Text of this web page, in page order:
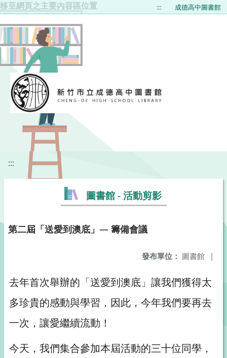
移至網頁之主要內容區位置 ::: 成德高中圖書館
:::
圖書館 - 活動剪影
第二屆「送愛到澳底」— 籌備會議
發布單位： 圖書館 |
去年首次舉辦的「送愛到澳底」讓我們獲得太
多珍貴的感動與學習，因此，今年我們要再去
一次，讓愛繼續流動！
今天，我們集合參加本屆活動的三十位同學，